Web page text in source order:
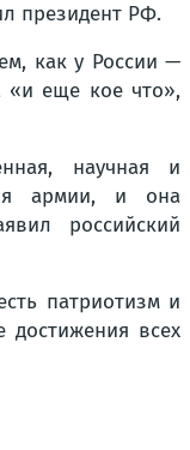
президент РФ.
как у России —
«и еще кое что»,
научная и
армии, и она
российский
патриотизм и
достижения всех